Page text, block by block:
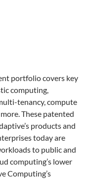
portfolio covers key
computing,
tenancy, compute
These patented
products and
today are
to public and
computing’s lower
Computing’s